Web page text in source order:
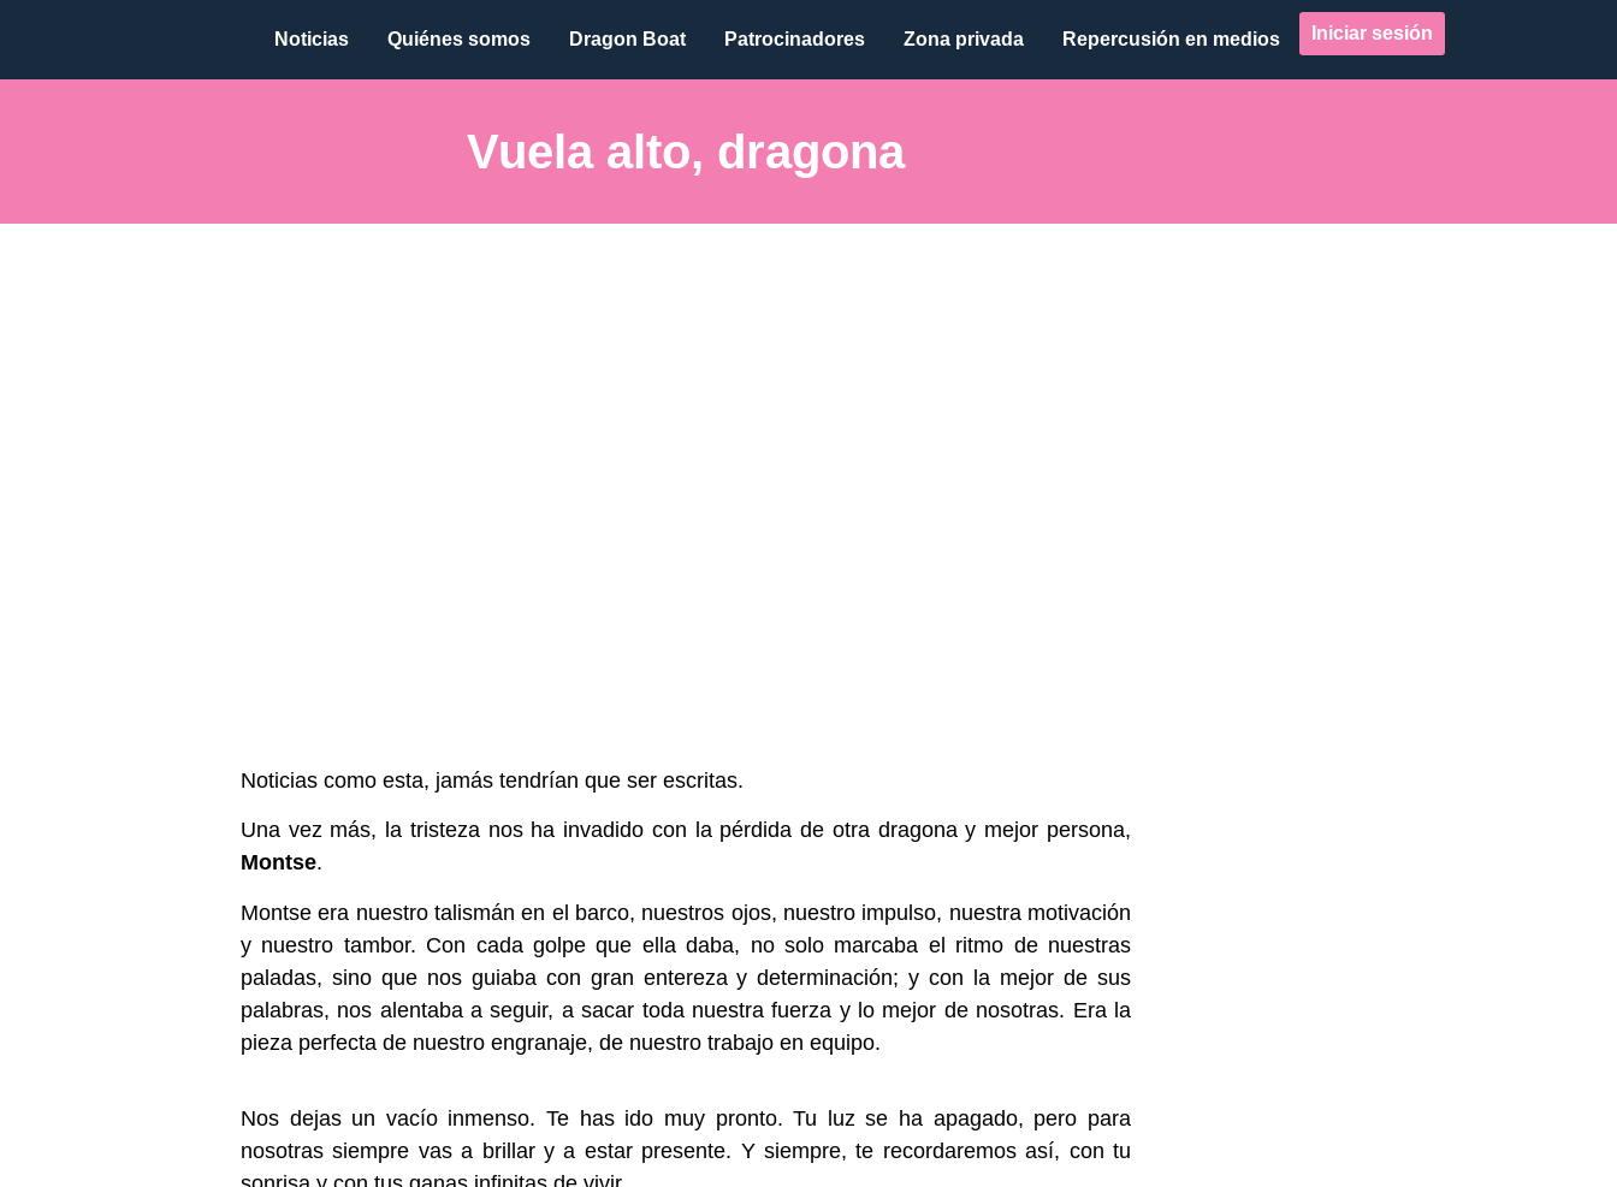
Noticias Quiénes somos Dragon Boat Patrocinadores Zona privada Repercusión en medios Iniciar sesión
Vuela alto, dragona
Noticias como esta, jamás tendrían que ser escritas.
Una vez más, la tristeza nos ha invadido con la pérdida de otra dragona y mejor persona,
Montse.
Montse era nuestro talismán en el barco, nuestros ojos, nuestro impulso, nuestra motivación
y nuestro tambor. Con cada golpe que ella daba, no solo marcaba el ritmo de nuestras
paladas, sino que nos guiaba con gran entereza y determinación; y con la mejor de sus
palabras, nos alentaba a seguir, a sacar toda nuestra fuerza y lo mejor de nosotras. Era la
pieza perfecta de nuestro engranaje, de nuestro trabajo en equipo.
Nos dejas un vacío inmenso. Te has ido muy pronto. Tu luz se ha apagado, pero para
nosotras siempre vas a brillar y a estar presente. Y siempre, te recordaremos así, con tu